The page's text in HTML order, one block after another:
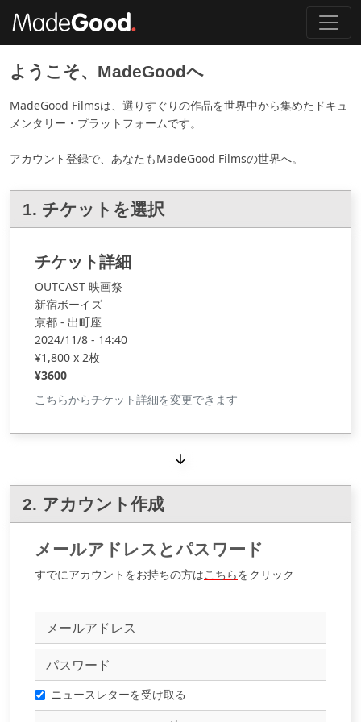
ようこそ、MadeGoodへ
MadeGood Filmsは、選りすぐりの作品を世界中から集めたドキュ
メンタリー・プラットフォームです。
アカウント登録で、あなたもMadeGood Filmsの世界へ。
1. チケットを選択
チケット詳細
OUTCAST 映画祭
新宿ボーイズ
京都 - 出町座
2024/11/8 - 14:40
¥1,800 x 2枚
¥3600
こちらからチケット詳細を変更できます
2. アカウント作成
メールアドレスとパスワード
すでにアカウントをお持ちの方はこちらをクリック
ニュースレターを受け取る